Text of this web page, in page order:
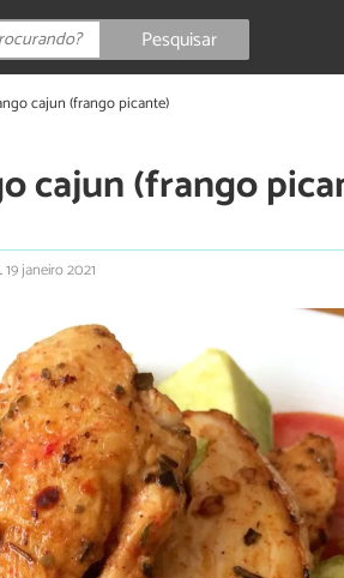
Pesquisar
cajun (frango picante)
cajun (frango
19 janeiro 2021